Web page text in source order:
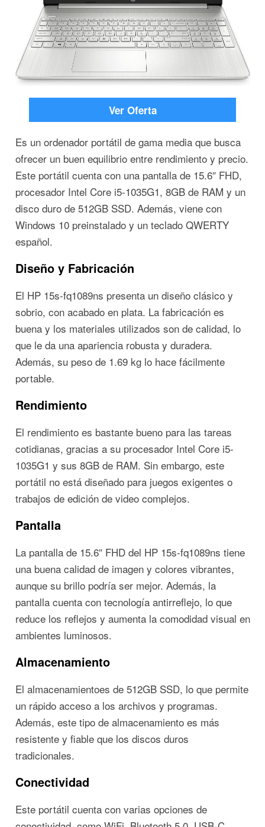
Ver Oferta
Es un ordenador portátil de gama media que busca
ofrecer un buen equilibrio entre rendimiento y precio.
Este portátil cuenta con una pantalla de 15.6″ FHD,
procesador Intel Core i5-1035G1, 8GB de RAM y un
disco duro de 512GB SSD. Además, viene con
Windows 10 preinstalado y un teclado QWERTY
español.
Diseño y Fabricación
El HP 15s-fq1089ns presenta un diseño clásico y
sobrio, con acabado en plata. La fabricación es
buena y los materiales utilizados son de calidad, lo
que le da una apariencia robusta y duradera.
Además, su peso de 1.69 kg lo hace fácilmente
portable.
Rendimiento
El rendimiento es bastante bueno para las tareas
cotidianas, gracias a su procesador Intel Core i5-
1035G1 y sus 8GB de RAM. Sin embargo, este
portátil no está diseñado para juegos exigentes o
trabajos de edición de video complejos.
Pantalla
La pantalla de 15.6″ FHD del HP 15s-fq1089ns tiene
una buena calidad de imagen y colores vibrantes,
aunque su brillo podría ser mejor. Además, la
pantalla cuenta con tecnología antirreflejo, lo que
reduce los reflejos y aumenta la comodidad visual en
ambientes luminosos.
Almacenamiento
El almacenamientoes de 512GB SSD, lo que permite
un rápido acceso a los archivos y programas.
Además, este tipo de almacenamiento es más
resistente y fiable que los discos duros
tradicionales.
Conectividad
Este portátil cuenta con varias opciones de